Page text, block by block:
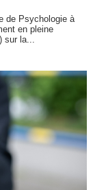
de Psychologie à
en pleine
la...